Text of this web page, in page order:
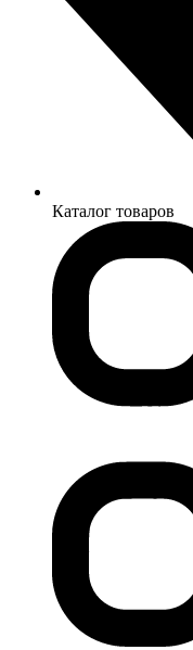
Каталог товаров